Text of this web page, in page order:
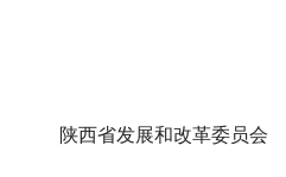
陕西省发展和改革委员会